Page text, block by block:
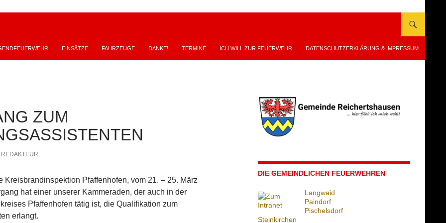
EINSÄTZE FAHRZEUGE DANKE! TERMINE ICH WILL ZUR FEUERWEHR DATENSCHUTZERKLÄRUNG & IMPRESSUM
ZUM
REDAKTEUR
Kreisbrandinspektion Pfaffenhofen, vom 21. – 25. März
hat einer unserer Kammeraden, der auch in der
Pfaffenhofen tätig ist, die Qualifikation zum
erlangt.
DIE GEMEINDLICHEN FEUERWEHREN
Langwaid
Paindorf
Pischelsdorf
Steinkirchen